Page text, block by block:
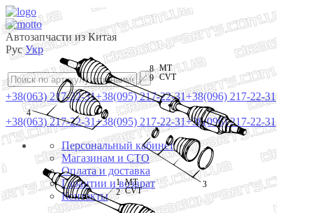
Автозапчасти из Китая
Рус Укр
+38(063) 217-22-31+38(095) 217-22-31+38(096) 217-22-31
+38(063) 217-22-31+38(095) 217-22-31+38(096) 217-22-31
Персональный кабинет
Магазинам и СТО
Оплата и доставка
Гарантии и возврат
Контакты
2
4
3
1
8
9
MT
CVT
MT
CVT